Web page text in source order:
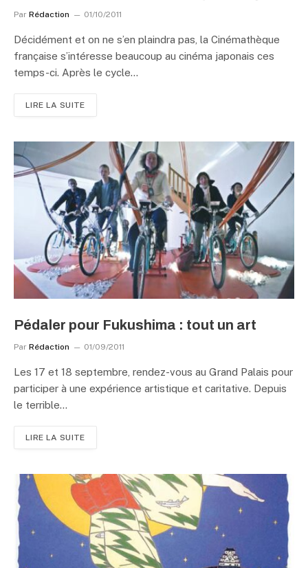
Par Rédaction 01/10/2011
Décidément et on ne s’en plaindra pas, la Cinémathèque
française s’intéresse beaucoup au cinéma japonais ces
temps-ci. Après le cycle…
LIRE LA SUITE
Pédaler pour Fukushima : tout un art
Par Rédaction 01/09/2011
Les 17 et 18 septembre, rendez-vous au Grand Palais pour
participer à une expérience artistique et caritative. Depuis
le terrible…
LIRE LA SUITE